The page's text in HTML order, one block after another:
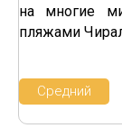
на многие
пляжами
Средний